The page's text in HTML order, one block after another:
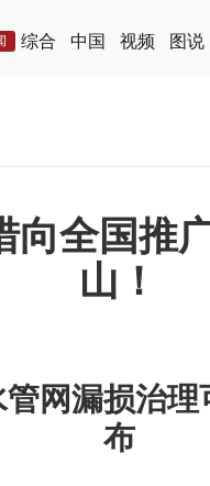
综合 中国 视频 图说
向全国推
山！
网漏损治
布